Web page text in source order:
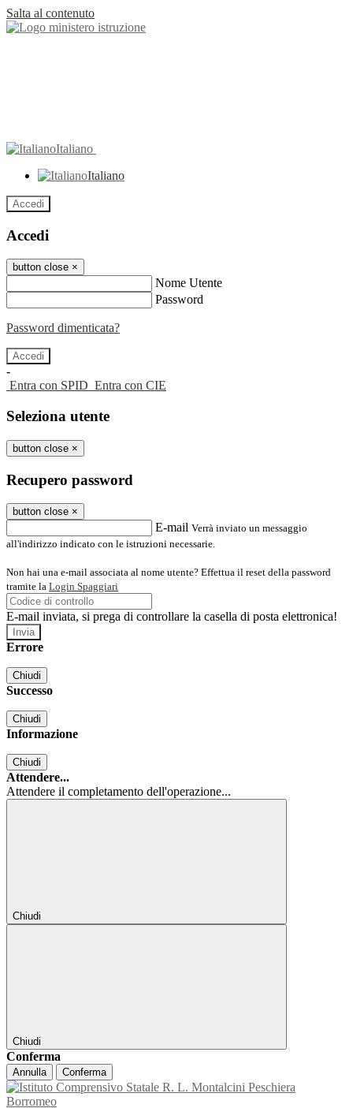
Salta al contenuto
Italiano
Italiano
Accedi
Accedi
button close ×
Nome Utente
Password
Password dimenticata?
-
Entra con SPID Entra con CIE
Seleziona utente
button close ×
Recupero password
button close ×
E-mail Verrà inviato un messaggio
all'indirizzo indicato con le istruzioni necessarie.
Non hai una e-mail associata al nome utente? Effettua il reset della password
tramite la Login Spaggiari
E-mail inviata, si prega di controllare la casella di posta elettronica!
Errore
Chiudi
Successo
Chiudi
Informazione
Chiudi
Attendere...
Attendere il completamento dell'operazione...
Chiudi
Chiudi
Conferma
Annulla Conferma